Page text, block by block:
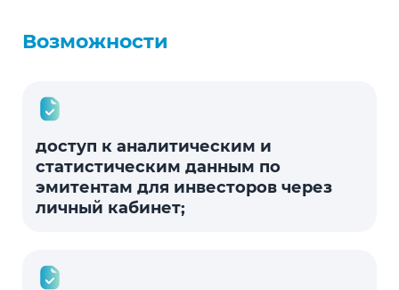
Возможности
доступ к аналитическим и
статистическим данным по
эмитентам для инвесторов через
личный кабинет;